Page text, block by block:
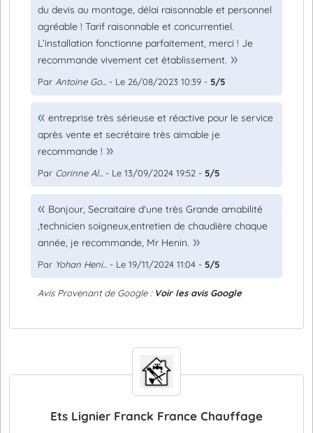
du devis au montage, délai raisonnable et personnel
agréable ! Tarif raisonnable et concurrentiel.
L’installation fonctionne parfaitement, merci ! Je
recommande vivement cet établissement.
Par Antoine Go... - Le 26/08/2023 10:39 - 5/5
entreprise très sérieuse et réactive pour le service
après vente et secrétaire très aimable je
recommande !
Par Corinne Al... - Le 13/09/2024 19:52 - 5/5
Bonjour, Secraitaire d'une très Grande amabilité
,technicien soigneux,entretien de chaudière chaque
année, je recommande, Mr Henin.
Par Yohan Heni... - Le 19/11/2024 11:04 - 5/5
Avis Provenant de Google : Voir les avis Google
Ets Lignier Franck France Chauffage